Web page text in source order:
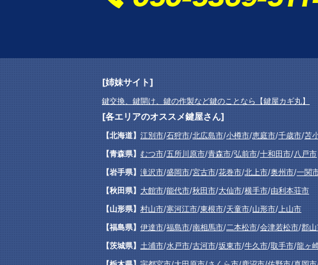
[姉妹サイト]
鍵交換、鍵開け、鍵の作製など鍵のことなら【鍵屋カギ丸】
[各エリアのオススメ鍵屋さん]
【北海道】江別市/石狩市/北広島市/小樽市/恵庭市/千歳市/苫
【青森県】むつ市/五所川原市/青森市/弘前市/十和田市/八戸市
【岩手県】滝沢市/盛岡市/宮古市/花巻市/北上市/奥州市/一関
【秋田県】大館市/能代市/秋田市/大仙市/横手市/由利本荘市
【山形県】村山市/寒河江市/東根市/天童市/山形市/上山市
【福島県】伊達市/福島市/南相馬市/二本松市/会津若松市/郡
【茨城県】土浦市/水戸市/古河市/坂東市/牛久市/取手市/龍ヶ